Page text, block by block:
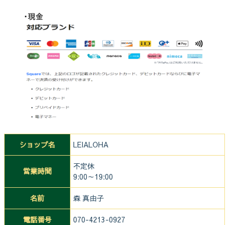
ショップ名 LEIALOHA
営業時間
不定休
9:00～19:00
名前 森 真由子
電話番号 070-4213-0927